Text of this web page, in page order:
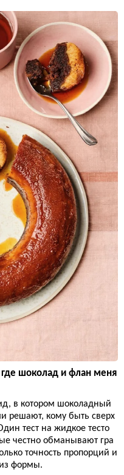
шоколад и флан меня
в котором шоколадный
решают, кому быть сверх
тест на жидкое тесто
честно обманывают гра
точность пропорций и
формы.